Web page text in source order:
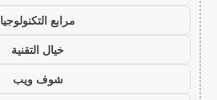
مرابع التكنولوجيا
خيال التقنية
شوف ويب